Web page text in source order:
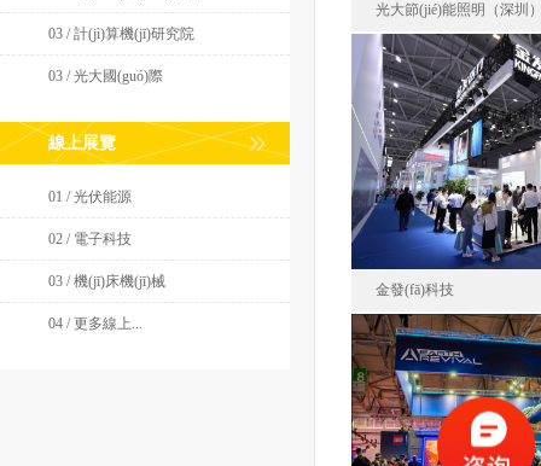
03 / 計(jì)算機(jī)研究院
03 / 光大國(guó)際
線上展覽
01 / 光伏能源
02 / 電子科技
03 / 機(jī)床機(jī)械
04 / 更多線上...
光大節(jié)能照明（深圳
光大節(jié)能照明
中國
面積
金發(fā)科技
廣東金發(fā)
中國